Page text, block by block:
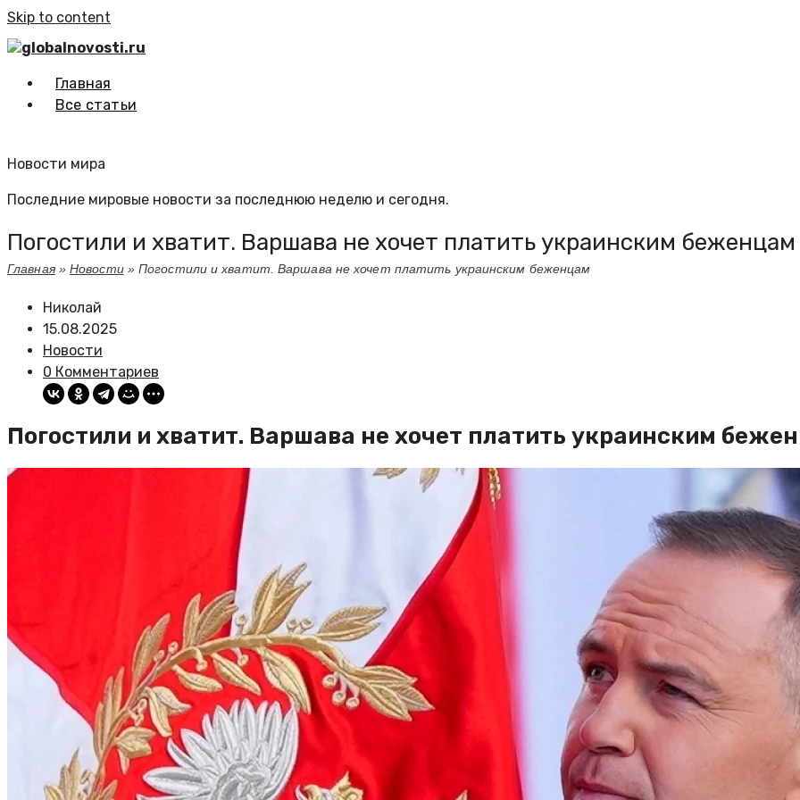
Skip to content
globalnovosti.ru
Главная
Все статьи
Новости мира
Последние мировые новости за последнюю неделю и сегодня.
Погостили и хватит. Варшава не хочет платить украинским беженцам
Главная»Новости»Погостили и хватит. Варшава не хочет платить украинским беженцам
Николай
15.08.2025
Новости
0 Комментариев
Погостили и хватит. Варшава не хочет платить украинским